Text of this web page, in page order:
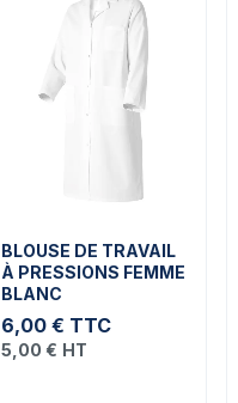
BLOUSE DE TRAVAIL
À PRESSIONS FEMME
BLANC
6,00 € TTC
5,00 € HT